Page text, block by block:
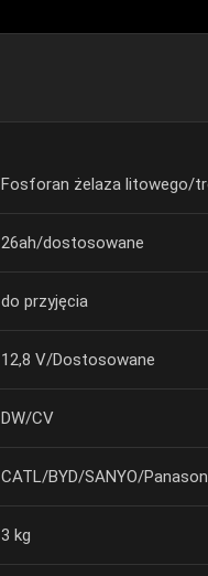
Fosforan żelaza litowego/
26ah/dostosowane
do przyjęcia
12,8 V/Dostosowane
DW/CV
CATL/BYD/SANYO/
3 kg